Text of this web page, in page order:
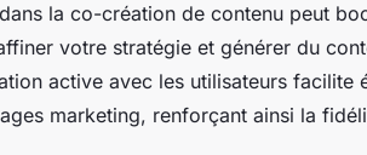
la co-création de contenu peut
votre stratégie et générer du
active avec les utilisateurs facilite
marketing, renforçant ainsi la